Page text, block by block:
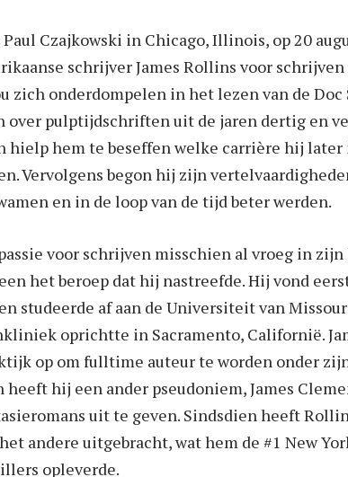
Paul Czajkowski in Chicago, Illinois, op 20
schrijver James Rollins voor
zich onderdompelen in het lezen van de
over pulptijdschriften uit de jaren dertig en
hielp hem te beseffen welke carrière hij
Vervolgens begon hij zijn
en in de loop van de tijd beter werden.
voor schrijven misschien al vroeg in
het beroep dat hij nastreefde. Hij vond
studeerde af aan de Universiteit van
oprichtte in Sacramento, Californië.
op om fulltime auteur te worden onder
heeft hij een ander pseudoniem, James
uit te geven. Sindsdien heeft
andere uitgebracht, wat hem de #1 New
opleverde.